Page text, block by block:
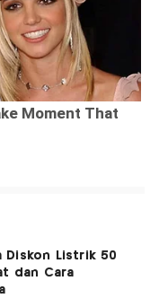
Diskon Listrik 50
dan Cara